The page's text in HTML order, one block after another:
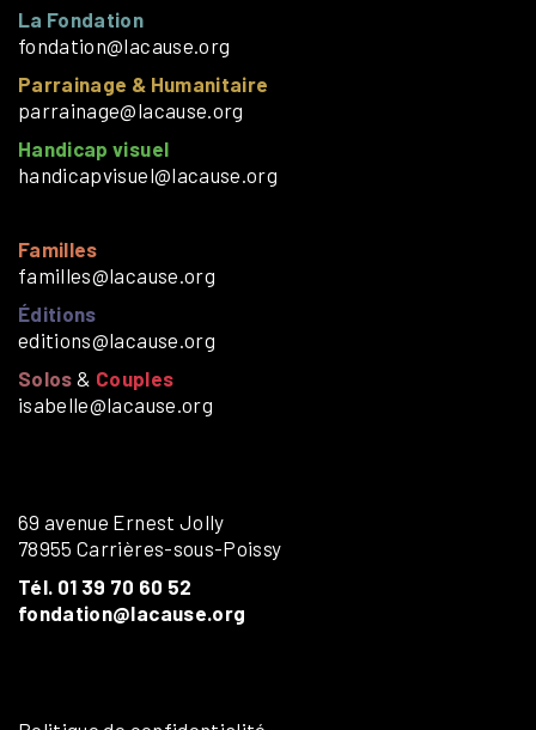
La Fondation
fondation@lacause.org
Parrainage & Humanitaire
parrainage@lacause.org
Handicap visuel
handicapvisuel@lacause.org
Familles
familles@lacause.org
Éditions
editions@lacause.org
Solos & Couples
isabelle@lacause.org
69 avenue Ernest Jolly
78955 Carrières-sous-Poissy
Tél. 01 39 70 60 52
fondation@lacause.org